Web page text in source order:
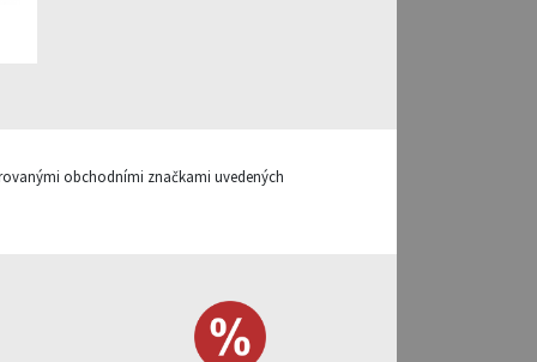
obchodními značkami uvedených